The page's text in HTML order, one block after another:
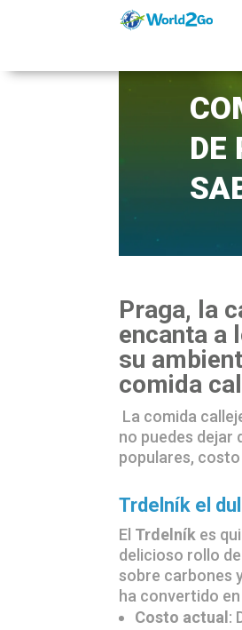
DE
Praga, la
encanta a
su
comida
La comida
no puedes dejar
populares,
Trdelník el
El Trdelník es
delicioso rollo
sobre carbones
ha convertido
Costo actual :